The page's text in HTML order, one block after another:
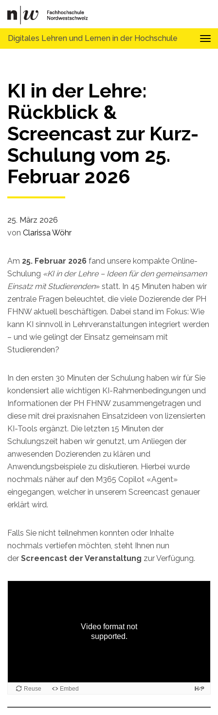
Digitales Lehren und Lernen in der Hochschule
KI in der Lehre:
Rückblick &
Screencast zur Kurz-
Schulung vom 25.
Februar 2026
25. März 2026
von Clarissa Wöhr
Am 25. Februar 2026 fand unsere kompakte Online-
Schulung «KI in der Lehre – Ideen für den gemeinsamen
Einsatz mit Studierenden» statt. In 45 Minuten haben wir
zentrale Fragen beleuchtet, die viele Dozierende der PH
FHNW aktuell beschäftigen. Dabei stand im Fokus: Wie
kann KI sinnvoll in Lehrveranstaltungen integriert werden
– und wie gelingt der Einsatz gemeinsam mit
Studierenden?
In den ersten 30 Minuten der Schulung haben wir für Sie
kondensiert alle wichtigen KI-Rahmenbedingungen und
Informationen der PH FHNW zusammengetragen und
diese mit drei praxisnahen Einsatzideen von lizensierten
KI-Tools ergänzt. Die letzten 15 Minuten der
Schulungszeit haben wir genutzt, um Anliegen der
anwesenden Dozierenden zu klären und
Anwendungsbeispiele zu diskutieren. Hierbei wurde
nochmals näher auf den M365 Copilot «Agent»
eingegangen, welcher in unserem Screencast genauer
erklärt wird.
Falls Sie nicht teilnehmen konnten oder Inhalte
nochmals vertiefen möchten, steht Ihnen nun
der Screencast der Veranstaltung zur Verfügung.